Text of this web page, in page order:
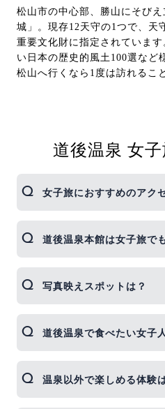
松山市の中心部、勝山にそび
城」。現存12天守の1つで、天
重要文化財に指定されていま
い日本の歴史的風土100選など
松山へ行くなら1度は訪れるこ
道後温泉 女
女子旅におすすめのアク
分。荷物が少なければ市
子旅らしくて◎。
道後温泉本館は女子旅で
て館内でのんびり過ごす
写真映えスポットは？
んガラス美術館の庭園、
は特に映えスポット。
道後温泉で食べたい女子
リンなど。商店街のスイ
温泉以外で楽しめる体験